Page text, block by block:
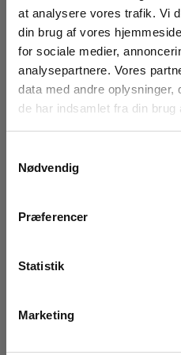
at analysere vores trafik. Vi
din brug af vores
for sociale medier,
analysepartnere. Vores
data med andre oplysninger,
de har indsamlet fra din brug
Nødvendig
Præferencer
Statistik
Marketing
Standarder og normer
Instrumentegenskaber:
IEC/EN 61010-1,IEC/EN 61243-
Batteri
2 x AAA Alkaline (inkl.)
Prøvespids (ps á 2stk)
2000/2100/X One
EAN 5706445250646
EL-NR 6398721011
90,00 DKK
Læs mere